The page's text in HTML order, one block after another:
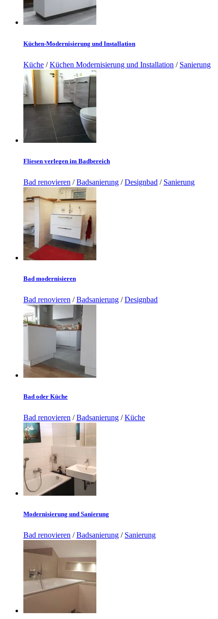
Küchen-Modernisierung und Installation
Küche /Küchen Modernisierung und Installation / Sanierung
Fliesen verlegen im Badbereich
Bad renovieren /Badsanierung /Designbad / Sanierung
Bad modernisieren
Bad renovieren /Badsanierung /Designbad
Bad oder Küche
Bad renovieren /Badsanierung /Küche
Modernisierung und Sanierung
Bad renovieren /Badsanierung / Sanierung